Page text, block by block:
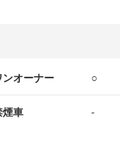
ンオーナー ○
煙車 -